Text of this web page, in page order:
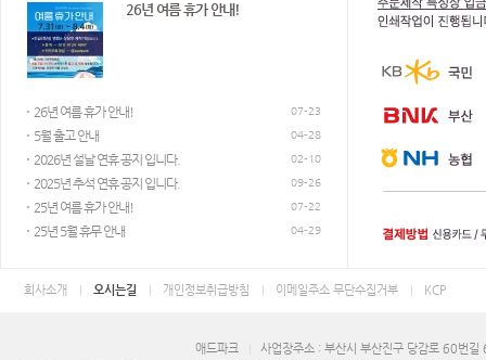
26년 여름 휴가 안내!
26년 여름 휴가 안내! 07-23
5월 출고 안내 04-28
2026년 설날 연휴 공지 입니다. 02-10
2025년 추석 연휴 공지 입니다. 09-26
25년 여름 휴가 안내! 07-22
25년 5월 휴무 안내 04-29
평일 AM 9:30 ~ PM 7:00 / 점심시간 PM 12:00 ~ 1:00
웹하드 및 메신져
회사소개 오시는길 개인정보취급방침 이메일주소 무단수집거부 KCP
애드파크
사업장주소 : 부산시 부산진구 당감로 60번길